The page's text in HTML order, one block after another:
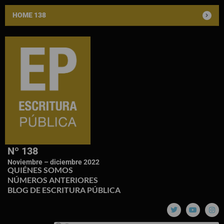
HOME 138
Nº 138
Noviembre – diciembre 2022
QUIÉNES SOMOS
NÚMEROS ANTERIORES
BLOG DE ESCRITURA PÚBLICA